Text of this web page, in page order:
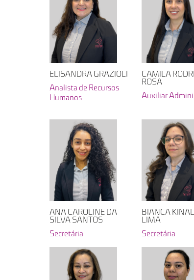
ELISANDRA GRAZIOLI
Analista de Recursos
Humanos
CAMILA
ROSA
Auxiliar
ANA CAROLINE DA
SILVA SANTOS
Secretária
BIANCA
LIMA
Secretária